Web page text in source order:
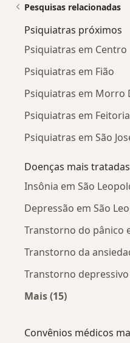
Pesquisas relacionadas
Psiquiatras próximos
Psiquiatras em Centro
Psiquiatras em Fião
Psiquiatras em Morro
Psiquiatras em Feitoria
Psiquiatras em São
Doenças mais tratadas
Insônia em São
Depressão em São
Transtorno do pânico
Transtorno da
Transtorno
Mais (15)
Convênios médicos